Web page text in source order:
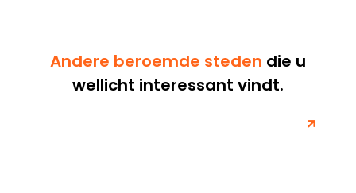
Andere beroemde steden die u
wellicht interessant vindt.